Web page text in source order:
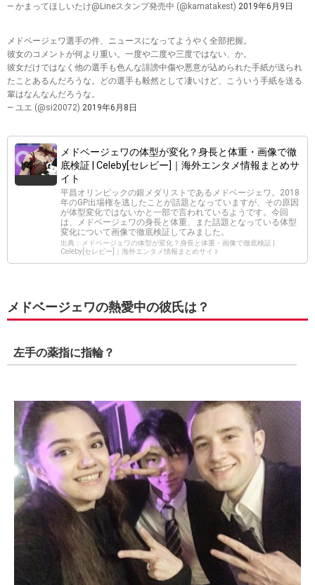
— かまってほしいたけ@Lineスタンプ発売中 (@kamatakest) 2019年6月9日
メドベージェワ選手の件、ニュースになってようやく全部把握。
彼女のコメントが何より重い。一度や二度や三度ではない、か。
彼女だけではなく他の選手も色んな誹謗中傷や悪意が込められた手紙が送られ
たことあるんだろうな。どの選手も毅然として凄いけど、こういう手紙を送る
輩はなんなんだろうな。
— ユエ (@si20072) 2019年6月8日
メドベージェワの体型が変化？身長と体重・画像で徹
底検証 | Celeby[セレビー]｜海外エンタメ情報まとめサ
イト
平昌オリンピックの銀メダリストであるメドベージェワ。2018
年のGP出場権を逃したことが話題となっていますが、その原因
が体型変化ではないかと一部で言われているようです。今回
は、メドベージェワの身長と体重、また話題となっている体型
変化について画像で徹底検証してみました。
出典：メドベージェワの体型が変化？身長と体重・画像で徹底検証 |
Celeby[セレビー]｜海外エンタメ情報まとめサイト
メドベージェワの熱愛中の彼氏は？
左手の薬指に指輪？